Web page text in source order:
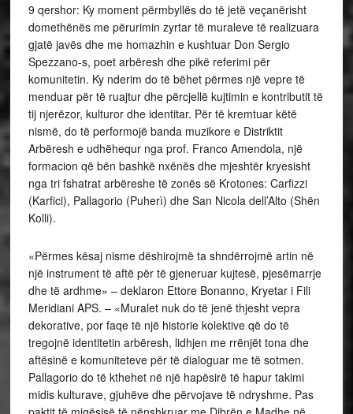
9 qershor: Ky moment përmbyllës do të jetë veçanërisht
domethënës me përurimin zyrtar të muraleve të realizuara
gjatë javës dhe me homazhin e kushtuar Don Sergio
Spezzano-s, poet arbëresh dhe pikë referimi për
komunitetin. Ky nderim do të bëhet përmes një vepre të
menduar për të ruajtur dhe përcjellë kujtimin e kontributit të
tij njerëzor, kulturor dhe identitar. Për të kremtuar këtë
nismë, do të performojë banda muzikore e Distriktit
Arbëresh e udhëhequr nga prof. Franco Amendola, një
formacion që bën bashkë nxënës dhe mjeshtër kryesisht
nga tri fshatrat arbëreshe të zonës së Krotones: Carfizzi
(Karfici), Pallagorio (Puherì) dhe San Nicola dell’Alto (Shën
Kolli).
«Përmes kësaj nisme dëshirojmë ta shndërrojmë artin në
një instrument të aftë për të gjeneruar kujtesë, pjesëmarrje
dhe të ardhme» – deklaron Ettore Bonanno, Kryetar i Fili
Meridiani APS. – «Muralet nuk do të jenë thjesht vepra
dekorative, por faqe të një historie kolektive që do të
tregojnë identitetin arbëresh, lidhjen me rrënjët tona dhe
aftësinë e komuniteteve për të dialoguar me të sotmen.
Pallagorio do të kthehet në një hapësirë të hapur takimi
midis kulturave, gjuhëve dhe përvojave të ndryshme. Pas